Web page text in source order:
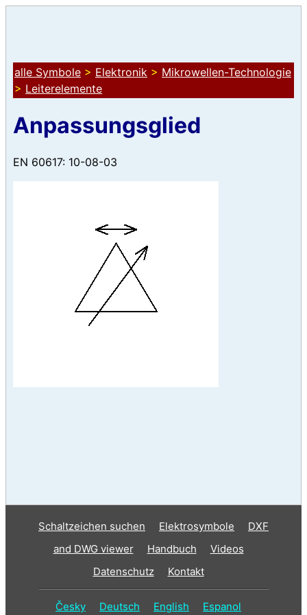
alle Symbole > Elektronik > Mikrowellen-Technologie
> Leiterelemente
Anpassungsglied
EN 60617: 10-08-03
Schaltzeichen suchen Elektrosymbole
DXF
and DWG viewer
Handbuch
Videos
Datenschutz
Kontakt
Česky Deutsch English Espanol